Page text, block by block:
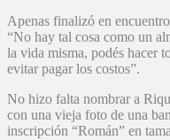
Apenas finalizó en
“No hay tal cosa como un
la vida misma, podés hacer
evitar pagar los costos”.
No hizo falta nombrar a
con una vieja foto de una
inscripción “Román” en